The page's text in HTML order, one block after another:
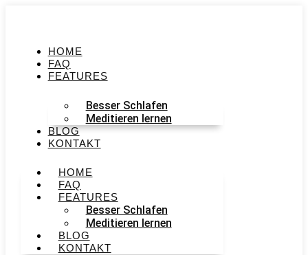
HOME
FAQ
FEATURES
Besser Schlafen
Meditieren lernen
BLOG
KONTAKT
HOME
FAQ
FEATURES
Besser Schlafen
Meditieren lernen
BLOG
KONTAKT